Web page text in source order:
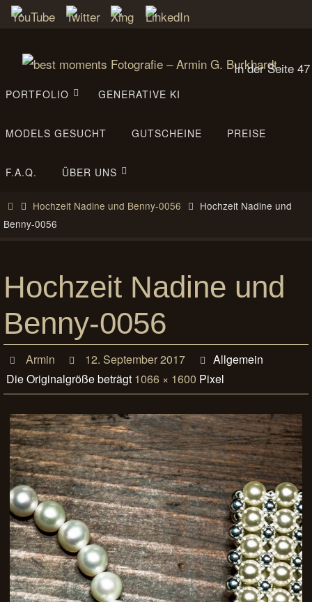
Zum
springen
In der Seite 47
Gäu
Inhalt
PORTFOLIO GENERATIVE KI
MODELS GESUCHT GUTSCHEINE PREISE
F.A.Q. ÜBER UNS
StartHochzeit Nadine und Benny-0056
Hochzeit Nadine und
Benny-0056
Hochzeit Nadine und
Benny-0056
Armin 12. September 2017
Allgemein
Die Originalgröße beträgt 1066 × 1600 Pixel